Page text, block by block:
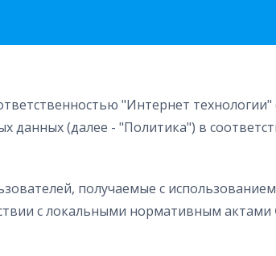
"Интернет
(далее - "Политика") в
получаемые с
с локальными нормативным актами